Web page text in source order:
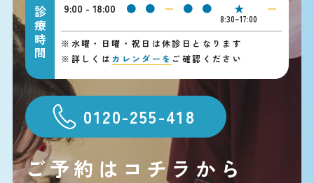
診療時間
9:00 - 18:00
● ● ー ● ● ★
8:30~17:00
ー
※ 水曜・日曜・祝日は休診日となります
※ 詳しくは カレンダーを ご確認ください
0120-255-418
ご予約はコチラから